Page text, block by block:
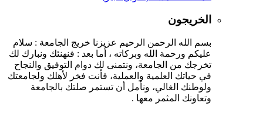
الخريجون
بسم الله الرحمن الرحيم عزيزنا خريج الجامعة : سلام
عليكم ورحمة الله وبركاته ، أما بعد : فنهنئك ونبارك لك
تخرجك من الجامعة، ونتمنى لك دوام التوفيق والنجاح
في حياتك العلمية والعملية، فأنت فخر لأهلك ولجامعتك
ولوطنك الغالي، ونأمل أن تستمر صلتك بالجامعة
وتعاونك المثمر معها .